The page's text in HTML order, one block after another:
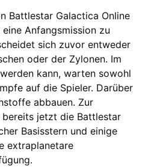
Battlestar Galactica Online
Anfangsmission zu
sich zuvor entweder
oder der Zylonen. Im
kann, warten sowohl
auf die Spieler. Darüber
abbauen. Zur
bereits jetzt die Battlestar
Basisstern und einige
extraplanetare